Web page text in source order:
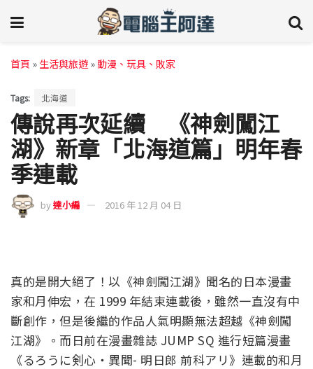
首頁 » 生活與旅遊 » 動漫、玩具、敗家
Tags: 北海道
傳說再次延續 《神劍闖江
湖》新章「北海道篇」明年春
季連載
by達小編 2016 年 12 月 04 日
真的是開大絕了！以《神劍闖江湖》聞名的日本漫畫
家和月伸宏，在 1999 年結束連載後，雖然一直沒有中
斷創作，但是後繼的作品人氣明顯無法超越《神劍闖
江湖》。而日前在漫畫雜誌 JUMP SQ 進行短篇漫畫
《るろうに剣心・異聞- 明日郎 前科アリ》連載的和月